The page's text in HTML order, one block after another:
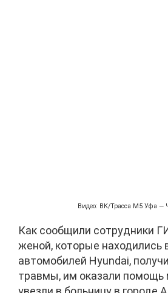
Видео: ВК/Трасса М5 Уфа —
Как сообщили сотрудники
женой, которые находились
автомобилей Hyundai,
травмы, им оказали помощь